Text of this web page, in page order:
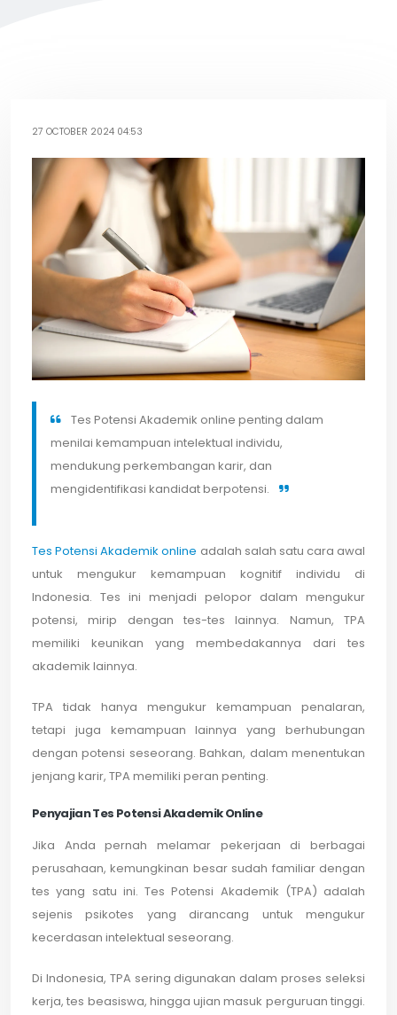
27 OCTOBER 2024 04:53
Tes Potensi Akademik online penting dalam
menilai kemampuan intelektual individu,
mendukung perkembangan karir, dan
mengidentifikasi kandidat berpotensi.
Tes Potensi Akademik online adalah salah satu cara awal
untuk mengukur kemampuan kognitif individu di
Indonesia. Tes ini menjadi pelopor dalam mengukur
potensi, mirip dengan tes-tes lainnya. Namun, TPA
memiliki keunikan yang membedakannya dari tes
akademik lainnya.
TPA tidak hanya mengukur kemampuan penalaran,
tetapi juga kemampuan lainnya yang berhubungan
dengan potensi seseorang. Bahkan, dalam menentukan
jenjang karir, TPA memiliki peran penting.
Penyajian Tes Potensi Akademik Online
Jika Anda pernah melamar pekerjaan di berbagai
perusahaan, kemungkinan besar sudah familiar dengan
tes yang satu ini. Tes Potensi Akademik (TPA) adalah
sejenis psikotes yang dirancang untuk mengukur
kecerdasan intelektual seseorang.
Di Indonesia, TPA sering digunakan dalam proses seleksi
kerja, tes beasiswa, hingga ujian masuk perguruan tinggi.